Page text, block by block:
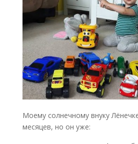
Моему солнечному внуку
месяцев, но он уже: